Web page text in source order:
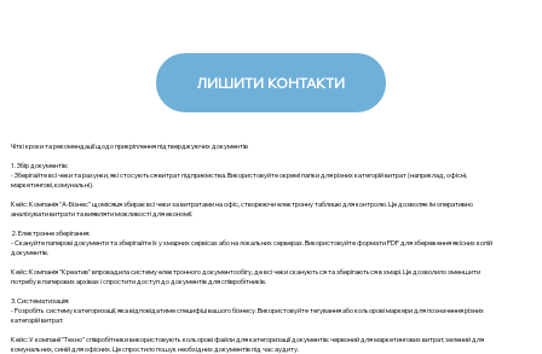
ЛИШИТИ КОНТАКТИ
Чіткі кроки та рекомендації щодо прикріплення підтверджуючих документів
1. Збір документів:
- Зберігайте всі чеки та рахунки, які стосуються витрат підприємства. Використовуйте окремі папки для різних категорій витрат (наприклад, офісні,
маркетингові, комунальні).
Кейс: Компанія "А-Бізнес" щомісяця збирає всі чеки за витратами на офіс, створюючи електронну таблицю для контролю. Це дозволяє їм оперативно
аналізувати витрати та виявляти можливості для економії.
2. Електронне зберігання:
- Скануйте паперові документи та зберігайте їх у хмарних сервісах або на локальних серверах. Використовуйте формати PDF для збереження якісних копій
документів.
Кейс: Компанія "Креатив" впровадила систему електронного документообігу, де всі чеки скануються та зберігаються в хмарі. Це дозволило зменшити
потребу в паперових архівах і спростити доступ до документів для співробітників.
3. Систематизація:
- Розробіть систему категоризації, яка відповідатиме специфіці вашого бізнесу. Використовуйте тегування або кольорові маркери для позначення різних
категорій витрат.
Кейс: У компанії "Техно" співробітники використовують кольорові файли для категоризації документів: червоний для маркетингових витрат, зелений для
комунальних, синій для офісних. Це спростило пошук необхідних документів під час аудиту.